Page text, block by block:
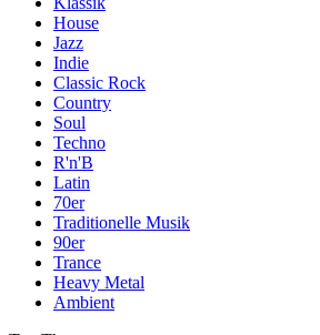
House
Jazz
Indie
Classic Rock
Country
Soul
Techno
R'n'B
Latin
70er
Traditionelle Musik
90er
Trance
Heavy Metal
Ambient